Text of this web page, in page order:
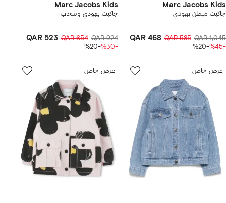
Marc Jacobs Kids
جاكيت مبطن بهودي
QAR 1,045
QAR 585
QAR 468
-%45
-%20
Marc Jacobs Kids
جاكيت بهودي وسحاب
QAR 924
QAR 654
QAR 523
-%30
-%20
عرض خاص عرض خاص